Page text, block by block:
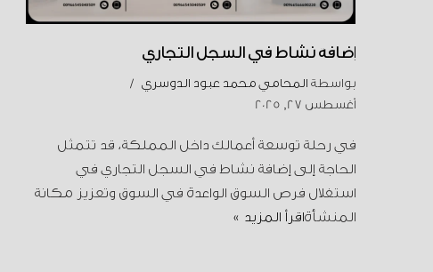
إضافة نشاط في السجل التجاري
بواسطة المحامي محمد عبود الدوسري
أغسطس 27, 2025
في رحلة توسعة أعمالك داخل المملكة، قد تتمثل
الحاجة إلى إضافة نشاط في السجل التجاري في
استغلال فرص السوق الواعدة في السوق وتعزيز مكانة
المنشأةاقرأ المزيد »